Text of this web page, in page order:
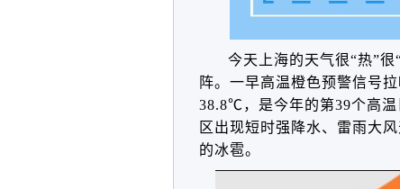
今天上海的天气很“热”
阵。一早高温橙色预警信号
38.8℃，是今年的第39个高
区出现短时强降水、雷雨大
的冰雹。